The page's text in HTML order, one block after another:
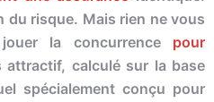
du risque. Mais rien ne vous
la concurrence pour
attractif, calculé sur la base
spécialement conçu pour